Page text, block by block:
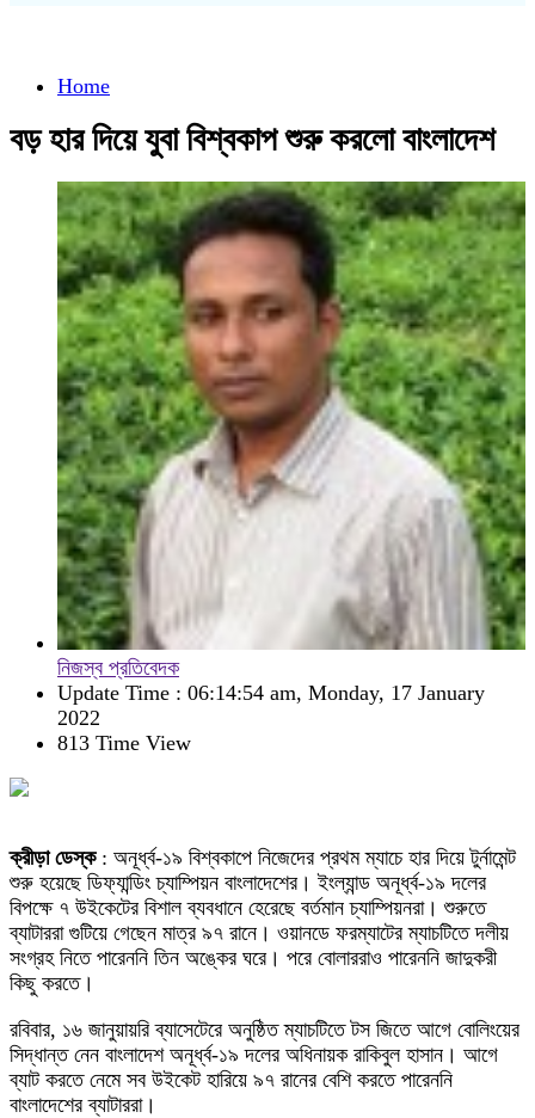
Home
বড় হার দিয়ে যুবা বিশ্বকাপ শুরু করলো বাংলাদেশ
নিজস্ব প্রতিবেদক
Update Time : 06:14:54 am, Monday, 17 January
2022
813 Time View
ক্রীড়া ডেস্ক: অনূর্ধ্ব-১৯ বিশ্বকাপে নিজেদের প্রথম ম্যাচে হার দিয়ে টুর্নামেন্ট
শুরু হয়েছে ডিফ্যান্ডিং চ্যাম্পিয়ন বাংলাদেশের। ইংল্যান্ড অনূর্ধ্ব-১৯ দলের
বিপক্ষে ৭ উইকেটের বিশাল ব্যবধানে হেরেছে বর্তমান চ্যাম্পিয়নরা। শুরুতে
ব্যাটাররা গুটিয়ে গেছেন মাত্র ৯৭ রানে। ওয়ানডে ফরম্যাটের ম্যাচটিতে দলীয়
সংগ্রহ নিতে পারেননি তিন অঙ্কের ঘরে। পরে বোলাররাও পারেননি জাদুকরী
কিছু করতে।
রবিবার, ১৬ জানুয়ায়রি ব্যাসেটেরে অনুষ্ঠিত ম্যাচটিতে টস জিতে আগে বোলিংয়ের
সিদ্ধান্ত নেন বাংলাদেশ অনূর্ধ্ব-১৯ দলের অধিনায়ক রাকিবুল হাসান। আগে
ব্যাট করতে নেমে সব উইকেট হারিয়ে ৯৭ রানের বেশি করতে পারেননি
বাংলাদেশের ব্যাটাররা।